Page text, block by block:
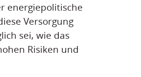
energiepolitische
Versorgung
sei, wie das
Risiken und